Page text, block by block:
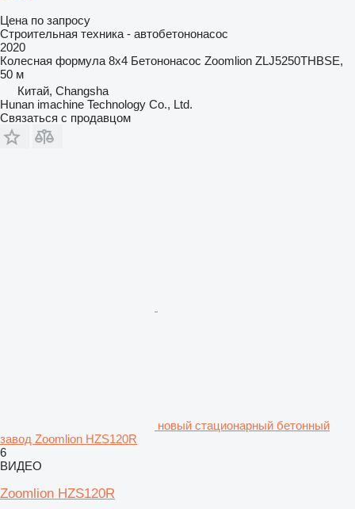
Цена по запросу
Строительная техника - автобетононасос
2020
Колесная формула 8x4 Бетононасос Zoomlion ZLJ5250THBSE,
50 м
Китай, Changsha
Hunan imachine Technology Co., Ltd.
Связаться с продавцом
новый стационарный бетонный
завод Zoomlion HZS120R
6
ВИДЕО
Zoomlion HZS120R